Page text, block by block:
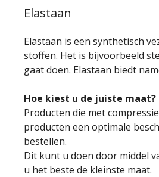
Elastaan
Elastaan is een synthetisch
stoffen. Het is bijvoorbeeld
gaat doen. Elastaan biedt
Hoe kiest u de juiste maat?
Producten die met
producten een optimale
bestellen.
Dit kunt u doen door middel
u het beste de kleinste maat.